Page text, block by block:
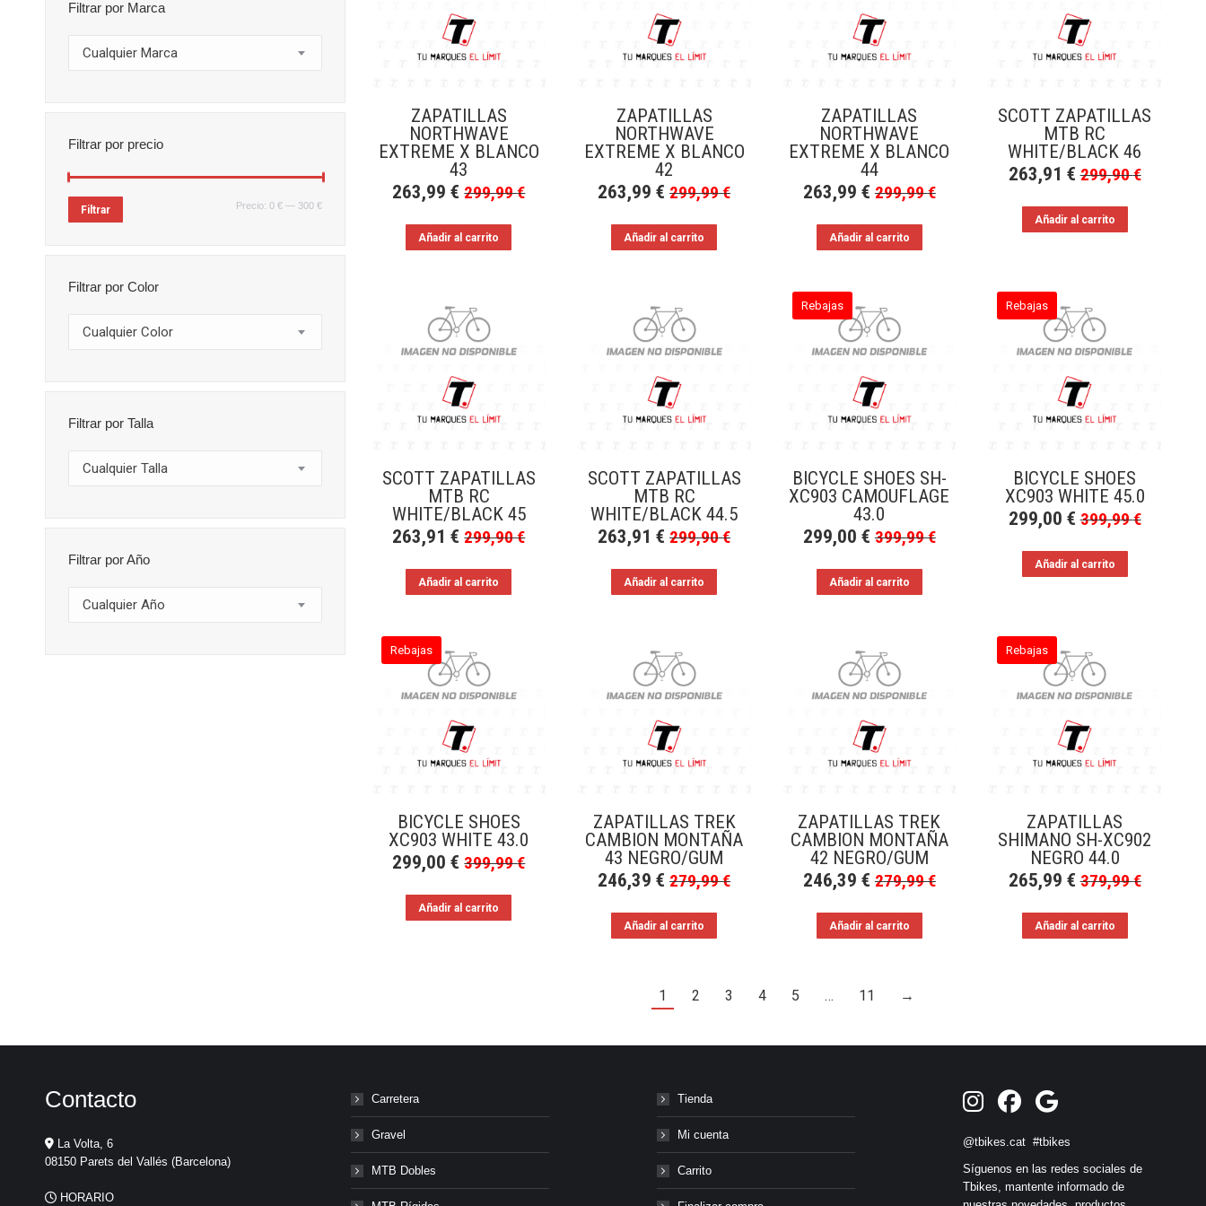
ZAPATILLAS
NORTHWAVE
EXTREME X BLANCO
43
263,99€ 299,99€
Añadir al carrito
ZAPATILLAS
NORTHWAVE
EXTREME X BLANCO
42
263,99€ 299,99€
Añadir al carrito
ZAPATILLAS
NORTHWAVE
EXTREME X BLANCO
44
263,99 € 299,99€
Añadir al carrito
SCOTT ZAPATILLAS
MTB RC
WHITE/BLACK 46
263,91 € 299,90€
Añadir al carrito
SCOTT ZAPATILLAS
MTB RC
WHITE/BLACK 45
263,91€ 299,90€
Añadir al carrito
SCOTT ZAPATILLAS
MTB RC
WHITE/BLACK 44.5
263,91€ 299,90€
Añadir al carrito
Rebajas
BICYCLE SHOES SH-
XC903 CAMOUFLAGE
43.0
299,00 € 399,99€
Añadir al carrito
Rebajas
BICYCLE SHOES
XC903 WHITE 45.0
299,00 € 399,99€
Añadir al carrito
Rebajas
BICYCLE SHOES
XC903 WHITE 43.0
299,00€ 399,99€
Añadir al carrito
ZAPATILLAS TREK
CAMBION MONTAÑA
43 NEGRO/GUM
246,39€ 279,99€
Añadir al carrito
ZAPATILLAS TREK
CAMBION MONTAÑA
42 NEGRO/GUM
246,39 € 279,99€
Añadir al carrito
Rebajas
ZAPATILLAS
SHIMANO SH-XC902
NEGRO 44.0
265,99 € 379,99€
Añadir al carrito
1 2 3 4 5 … 11 →
Filtrar por Marca
Cualquier Marca
Filtrar por precio
Precio
Precio
Filtrar Precio: 0 € — 300 €
Filtrar por Color
Cualquier Color
Filtrar por Talla
Cualquier Talla
Filtrar por Año
Cualquier Año
Contacto
La Volta, 6
08150 Parets del Vallés (Barcelona)
HORARIO
Carretera
Gravel
MTB Dobles
Tienda
Mi cuenta
Carrito
@tbikes.cat #tbikes
Síguenos en las redes sociales de
Tbikes, mantente informado de